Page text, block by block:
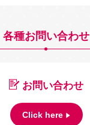
各種お問い合わせ
お問い合わせ
Click here